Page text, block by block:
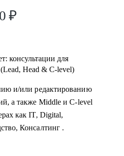
₽
консультации для
Head & C-level)
и/или редактированию
а также Middle и C-level
как IT, Digital,
Консалтинг .